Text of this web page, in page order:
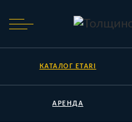
КАТАЛОГ ETARI
АРЕНДА